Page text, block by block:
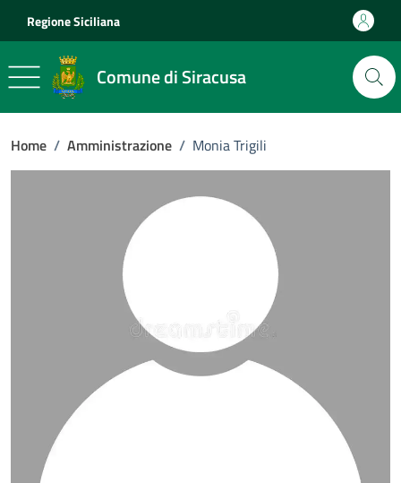
Regione Siciliana
Comune di Siracusa
Home / Amministrazione / Monia Trigili